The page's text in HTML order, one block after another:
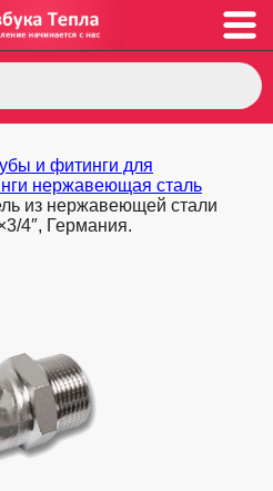
и фитинги для
нержавеющая сталь
из нержавеющей стали
4″, Германия.